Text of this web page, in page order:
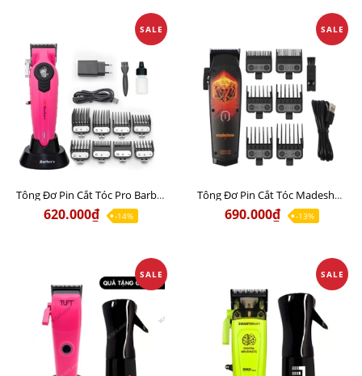
SALE
Tông Đơ Pin Cắt Tóc Pro Barber S1087 Động Cơ Siêu Khỏe
620.000₫ -14%
SALE
Tông Đơ Pin Cắt Tóc Madeshow D0C (M10+) Chuyên hớt lược, đi khung
690.000₫ -13%
SALE SALE